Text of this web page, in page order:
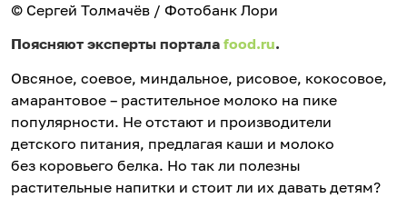
© Сергей Толмачёв / Фотобанк Лори
Поясняют эксперты портала food.ru.
Овсяное, соевое, миндальное, рисовое, кокосовое,
амарантовое – растительное молоко на пике
популярности. Не отстают и производители
детского питания, предлагая каши и молоко
без коровьего белка. Но так ли полезны
растительные напитки и стоит ли их давать детям?